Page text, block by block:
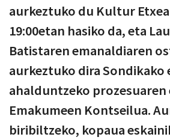
aurkeztuko du Kultur
19:00etan hasiko da, eta
Batistaren emanaldiaren
aurkeztuko dira Sondikako
ahalduntzeko prozesuaren
Emakumeen Kontseilua.
biribiltzeko, kopaua